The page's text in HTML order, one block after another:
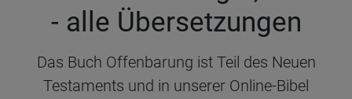
- alle Übersetzungen
Das Buch Offenbarung ist Teil des Neuen
Testaments und in unserer Online-Bibel